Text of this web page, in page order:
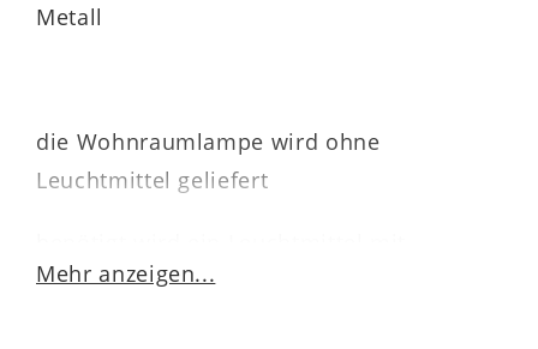
Metall
die Wohnraumlampe wird ohne
Leuchtmittel geliefert
maximal 40 Watt und einer E24-Fassung
Mehr anzeigen...